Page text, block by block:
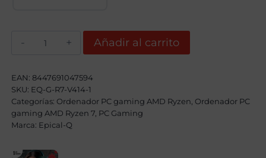
AMD
Ryzen
7
7700X,
32GB,
2TB
SSD
,
Añadir al carrito
EAN:8447691047594
SKU: EQ-G-R7-V414-1
Categorías: Ordenador PC gaming AMD Ryzen Ordenador PC
gaming AMD Ryzen 7 PC Gaming
Marca: Epical-Q